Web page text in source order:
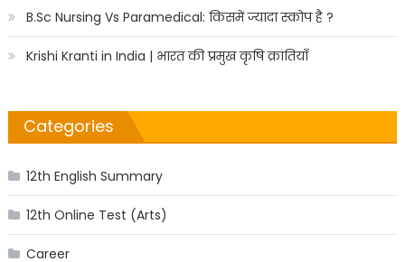
B.Sc Nursing Vs Paramedical: किसमें ज्यादा स्कोप है ?
Krishi Kranti in India | भारत की प्रमुख कृषि क्रांतियाँ
Categories
12th English Summary
12th Online Test (Arts)
Career